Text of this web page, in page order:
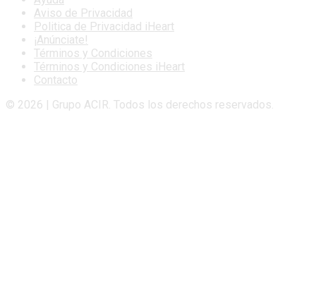
Aviso de Privacidad
Politica de Privacidad iHeart
¡Anúnciate!
Términos y Condiciones
Términos y Condiciones iHeart
Contacto
© 2026 | Grupo ACIR. Todos los derechos reservados.